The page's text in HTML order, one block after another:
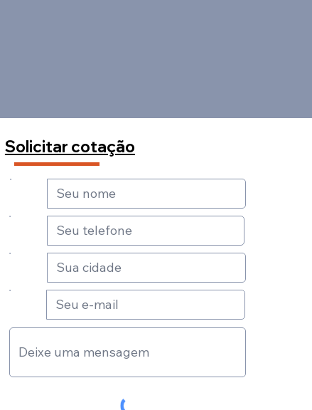
Solicitar cotação